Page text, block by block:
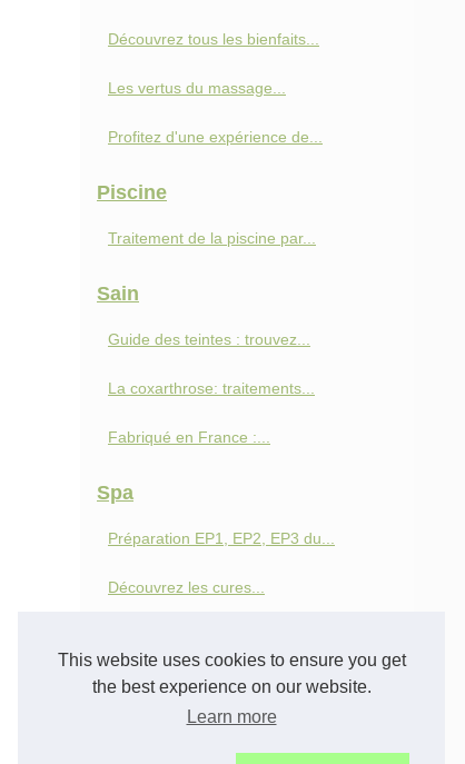
This website uses cookies to ensure you get
the best experience on our website.
Learn more
Découvrez tous les bienfaits...
Les vertus du massage...
Profitez d'une expérience de...
Piscine
Traitement de la piscine par...
Sain
Guide des teintes : trouvez...
La coxarthrose: traitements...
Fabriqué en France :...
Spa
Préparation EP1, EP2, EP3 du...
Découvrez les cures...
Des tiges complètes de...